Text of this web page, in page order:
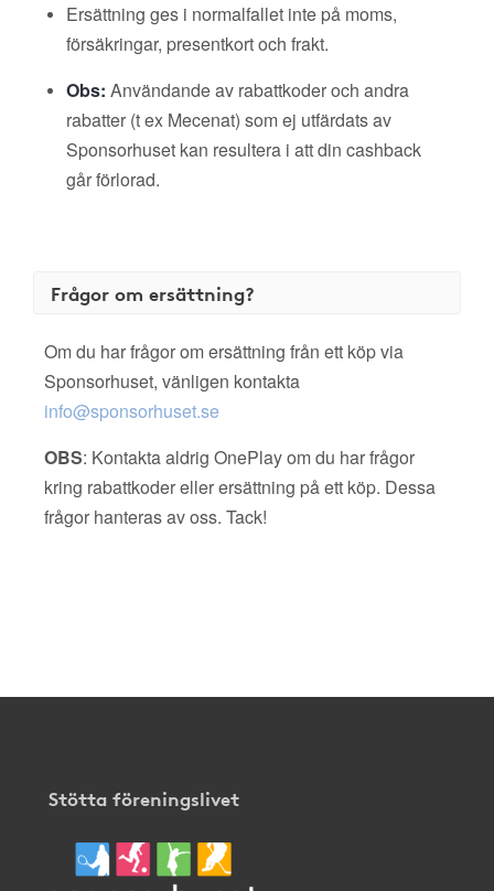
Ersättning ges i normalfallet inte på moms,
försäkringar, presentkort och frakt.
Obs: Användande av rabattkoder och andra
rabatter (t ex Mecenat) som ej utfärdats av
Sponsorhuset kan resultera i att din cashback
går förlorad.
Frågor om ersättning?
Om du har frågor om ersättning från ett köp via
Sponsorhuset, vänligen kontakta
info@sponsorhuset.se
OBS: Kontakta aldrig OnePlay om du har frågor
kring rabattkoder eller ersättning på ett köp. Dessa
frågor hanteras av oss. Tack!
Stötta föreningslivet